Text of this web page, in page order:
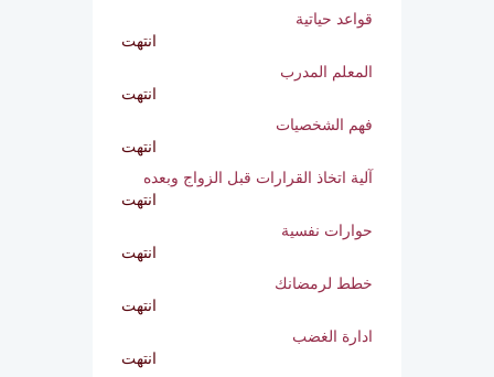
المستشار الاسري (المستوى الاول)
انتهت
قواعد حياتية
انتهت
المعلم المدرب
انتهت
فهم الشخصيات
انتهت
آلية اتخاذ القرارات قبل الزواج وبعده
انتهت
حوارات نفسية
انتهت
خطط لرمضانك
انتهت